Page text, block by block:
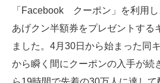
「Facebook クーポン」を利用
あげクン半額券をプレゼントする
ました。4月30日から始まった同
から瞬く間にクーポンの入手が続